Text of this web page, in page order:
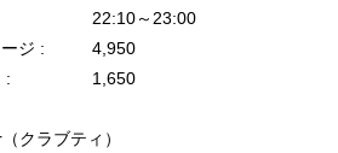
22:10～23:00
ジ :
4,950
:
1,650
クラブティ）